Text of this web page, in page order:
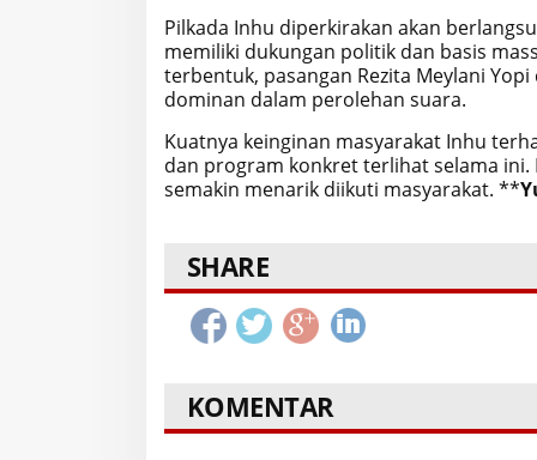
Pilkada Inhu diperkirakan akan
memiliki dukungan politik dan basis
terbentuk, pasangan Rezita Meylani
dominan dalam perolehan suara.
Kuatnya keinginan masyarakat Inhu
dan program konkret terlihat selama
semakin menarik diikuti masyarakat. **
SHARE
KOMENTAR